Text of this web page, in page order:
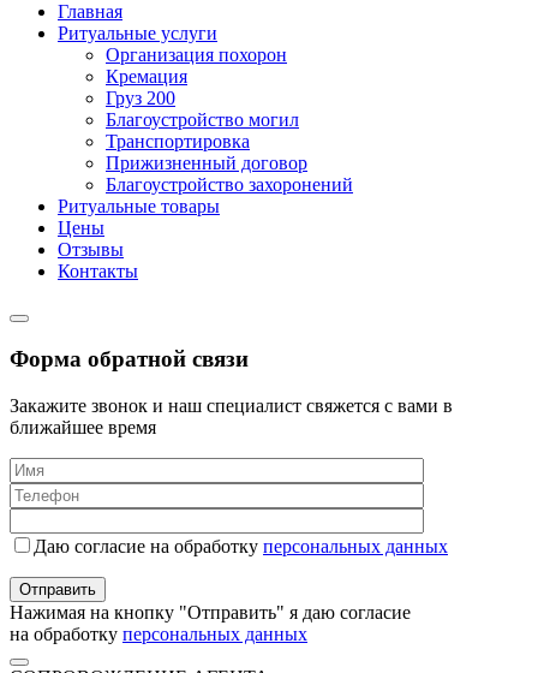
Главная
Ритуальные услуги
Организация похорон
Кремация
Груз 200
Благоустройство могил
Транспортировка
Прижизненный договор
Благоустройство захоронений
Ритуальные товары
Цены
Отзывы
Контакты
Форма обратной связи
Закажите звонок и наш специалист свяжется с вами в
ближайшее время
Даю согласие на обработку персональных данных
Нажимая на кнопку "Отправить" я даю согласие
на обработку персональных данных